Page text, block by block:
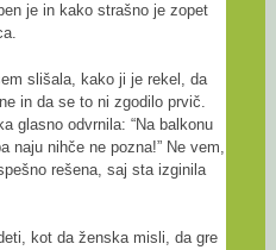
je in kako strašno je zopet
slišala, kako ji je rekel, da
in da se to ni zgodilo prvič.
glasno odvrnila: “Na balkonu
nihče ne pozna!” Ne vem,
rešena, saj sta izginila
kot da ženska misli, da gre